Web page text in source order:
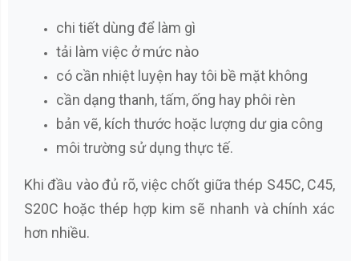
chi tiết dùng để làm gì
tải làm việc ở mức nào
có cần nhiệt luyện hay tôi bề mặt không
cần dạng thanh, tấm, ống hay phôi rèn
bản vẽ, kích thước hoặc lượng dư gia công
môi trường sử dụng thực tế.
Khi đầu vào đủ rõ, việc chốt giữa thép S45C, C45,
S20C hoặc thép hợp kim sẽ nhanh và chính xác
hơn nhiều.